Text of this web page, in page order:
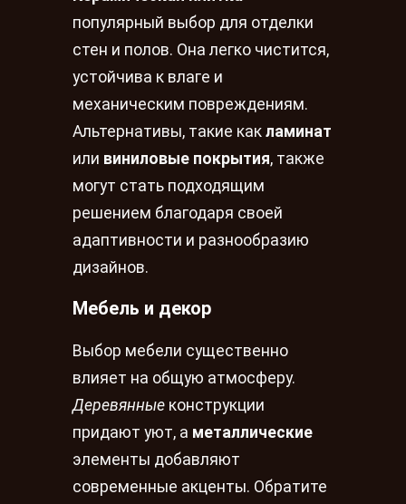
популярный выбор для отделки
стен и полов. Она легко чистится,
устойчива к влаге и
механическим повреждениям.
Альтернативы, такие как ламинат
или виниловые покрытия, также
могут стать подходящим
решением благодаря своей
адаптивности и разнообразию
дизайнов.
Мебель и декор
Выбор мебели существенно
влияет на общую атмосферу.
Деревянные конструкции
придают уют, а металлические
элементы добавляют
современные акценты. Обратите